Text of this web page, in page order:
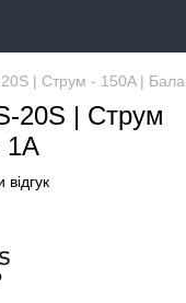
| Струм - 150A |
20S | Струм
1A